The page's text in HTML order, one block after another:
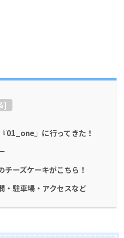
]
01_one』に行ってきた！
ーズケーキがこちら！
・駐車場・アクセスなど